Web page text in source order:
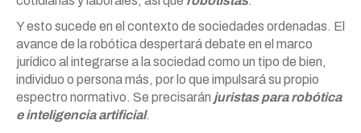
Y esto sucede en el contexto de sociedades ordenadas. El
avance de la robótica despertará debate en el marco
jurídico al integrarse a la sociedad como un tipo de bien,
individuo o persona más, por lo que impulsará su propio
espectro normativo. Se precisarán juristas para robótica
e inteligencia artificial.